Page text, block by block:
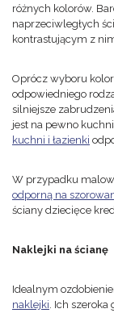
różnych kolorów.
naprzeciwległych
kontrastującym z
Oprócz wyboru
odpowiedniego
silniejsze
jest na pewno
kuchni i łazienki
W przypadku
odporną na
ściany dziecięce
Naklejki na ścianę
Idealnym
naklejki. Ich